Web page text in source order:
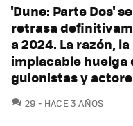
'Dune: Parte Dos' se
retrasa
a 2024. La razón, la
implacable huelga
guionistas y
29 COMENTARIOS
HACE 3 AÑOS